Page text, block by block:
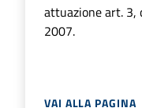
attuazione art. 3,
2007.
VAI ALLA PAGINA